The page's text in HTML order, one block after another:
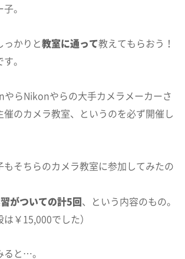
。
っかりと教室に通って教えてもらおう！
。
やらNikonやらの大手カメラメーカーさ
催のカメラ教室、というのを必ず開催し
そちらのカメラ教室に参加してみたの
がついての計5回、という内容のもの。
は￥15,000でした）
ると…。